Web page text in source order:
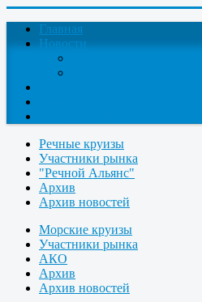
Главная
Новости
Речные круизы
Участники рынка
"Речной Альянс"
Архив
Архив новостей
Морские круизы
Участники рынка
АКО
Архив
Архив новостей